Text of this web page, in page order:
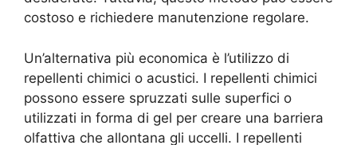
costoso e richiedere manutenzione regolare.
Un’alternativa più economica è l’utilizzo di
repellenti chimici o acustici. I repellenti chimici
possono essere spruzzati sulle superfici o
utilizzati in forma di gel per creare una barriera
olfattiva che allontana gli uccelli. I repellenti